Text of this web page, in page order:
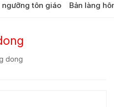
ngưỡng tôn giáo Bản làng
dong